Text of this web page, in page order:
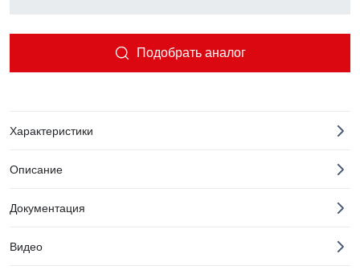
Подобрать аналог
Характеристики
Описание
Документация
Видео